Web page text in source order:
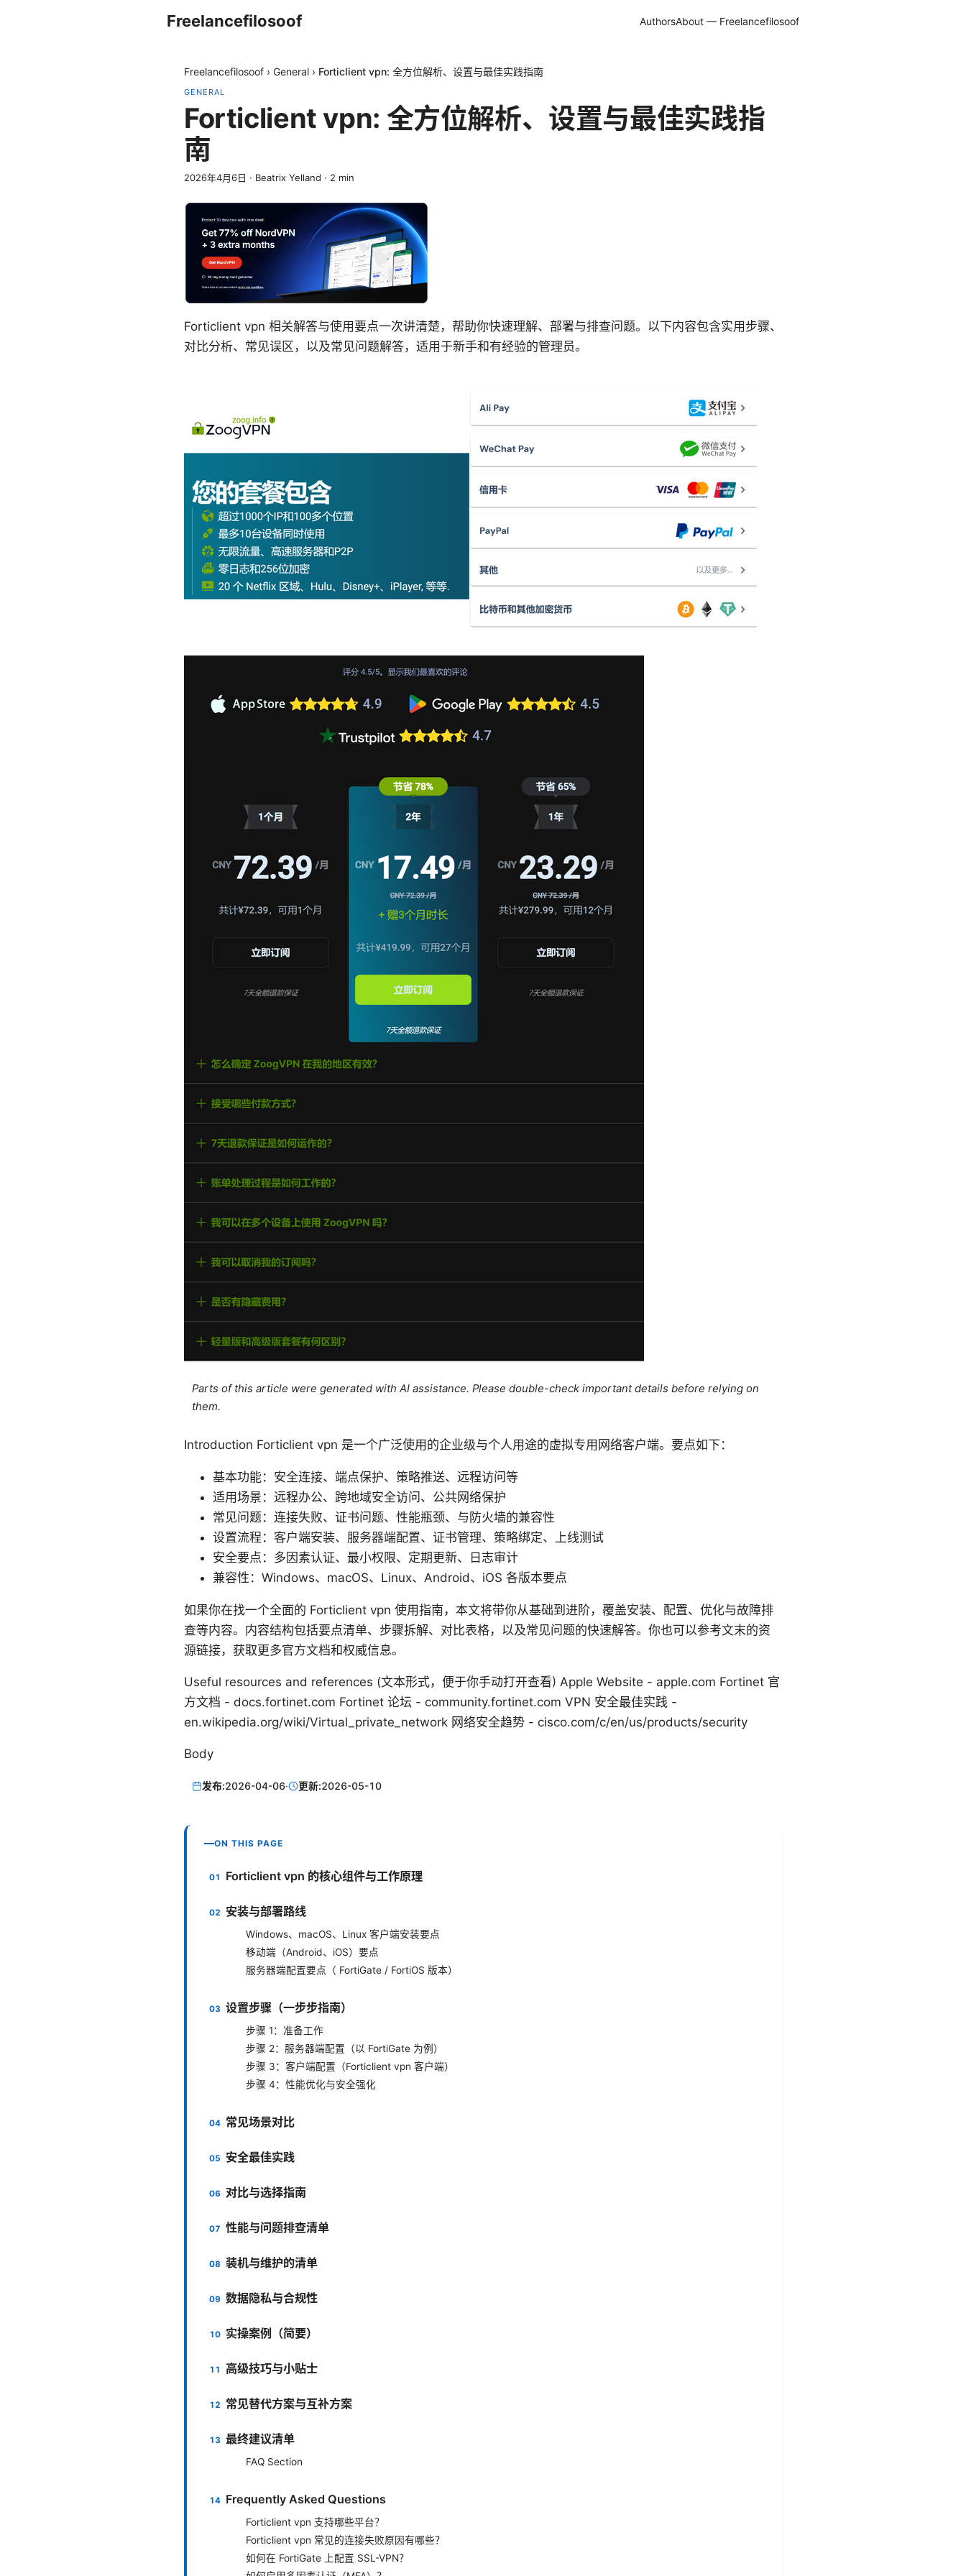
Freelancefilosoof AuthorsAbout — Freelancefilosoof
Freelancefilosoof › General › Forticlient vpn: 全方位解析、设置与最佳实践指南
GENERAL
Forticlient vpn: 全方位解析、设置与最佳实践指
南
2026年4月6日 · Beatrix Yelland · 2 min
Forticlient vpn 相关解答与使用要点一次讲清楚，帮助你快速理解、部署与排查问题。以下内容包含实用步骤、
对比分析、常见误区，以及常见问题解答，适用于新手和有经验的管理员。
Parts of this article were generated with AI assistance. Please double-check important details before relying on
them.
Introduction Forticlient vpn 是一个广泛使用的企业级与个人用途的虚拟专用网络客户端。要点如下：
基本功能：安全连接、端点保护、策略推送、远程访问等
适用场景：远程办公、跨地域安全访问、公共网络保护
常见问题：连接失败、证书问题、性能瓶颈、与防火墙的兼容性
设置流程：客户端安装、服务器端配置、证书管理、策略绑定、上线测试
安全要点：多因素认证、最小权限、定期更新、日志审计
兼容性：Windows、macOS、Linux、Android、iOS 各版本要点
如果你在找一个全面的 Forticlient vpn 使用指南，本文将带你从基础到进阶，覆盖安装、配置、优化与故障排
查等内容。内容结构包括要点清单、步骤拆解、对比表格，以及常见问题的快速解答。你也可以参考文末的资
源链接，获取更多官方文档和权威信息。
Useful resources and references (文本形式，便于你手动打开查看) Apple Website - apple.com Fortinet 官
方文档 - docs.fortinet.com Fortinet 论坛 - community.fortinet.com VPN 安全最佳实践 -
en.wikipedia.org/wiki/Virtual_private_network 网络安全趋势 - cisco.com/c/en/us/products/security
Body
发布:2026-04-06· 更新:2026-05-10
ON THIS PAGE
Forticlient vpn 的核心组件与工作原理
安装与部署路线
Windows、macOS、Linux 客户端安装要点
移动端（Android、iOS）要点
服务器端配置要点（ FortiGate / FortiOS 版本）
设置步骤（一步步指南）
步骤 1：准备工作
步骤 2：服务器端配置（以 FortiGate 为例）
步骤 3：客户端配置（Forticlient vpn 客户端）
步骤 4：性能优化与安全强化
常见场景对比
安全最佳实践
对比与选择指南
性能与问题排查清单
装机与维护的清单
数据隐私与合规性
实操案例（简要）
高级技巧与小贴士
常见替代方案与互补方案
最终建议清单
FAQ Section
Frequently Asked Questions
Forticlient vpn 支持哪些平台？
Forticlient vpn 常见的连接失败原因有哪些？
如何在 FortiGate 上配置 SSL-VPN？